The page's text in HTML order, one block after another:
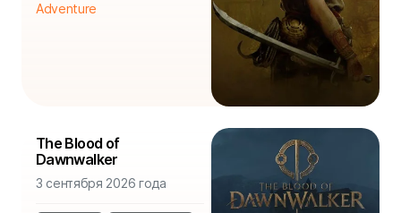
Adventure
The Blood of
Dawnwalker
3 сентября 2026 года